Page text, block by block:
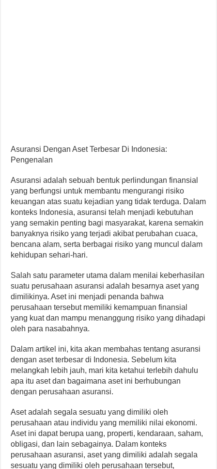
Asuransi Dengan Aset Terbesar Di Indonesia:
Pengenalan
Asuransi adalah sebuah bentuk perlindungan finansial
yang berfungsi untuk membantu mengurangi risiko
keuangan atas suatu kejadian yang tidak terduga. Dalam
konteks Indonesia, asuransi telah menjadi kebutuhan
yang semakin penting bagi masyarakat, karena semakin
banyaknya risiko yang terjadi akibat perubahan cuaca,
bencana alam, serta berbagai risiko yang muncul dalam
kehidupan sehari-hari.
Salah satu parameter utama dalam menilai keberhasilan
suatu perusahaan asuransi adalah besarnya aset yang
dimilikinya. Aset ini menjadi penanda bahwa
perusahaan tersebut memiliki kemampuan finansial
yang kuat dan mampu menanggung risiko yang dihadapi
oleh para nasabahnya.
Dalam artikel ini, kita akan membahas tentang asuransi
dengan aset terbesar di Indonesia. Sebelum kita
melangkah lebih jauh, mari kita ketahui terlebih dahulu
apa itu aset dan bagaimana aset ini berhubungan
dengan perusahaan asuransi.
Aset adalah segala sesuatu yang dimiliki oleh
perusahaan atau individu yang memiliki nilai ekonomi.
Aset ini dapat berupa uang, properti, kendaraan, saham,
obligasi, dan lain sebagainya. Dalam konteks
perusahaan asuransi, aset yang dimiliki adalah segala
sesuatu yang dimiliki oleh perusahaan tersebut,